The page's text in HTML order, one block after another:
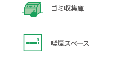
ゴミ収集庫
喫煙スペース